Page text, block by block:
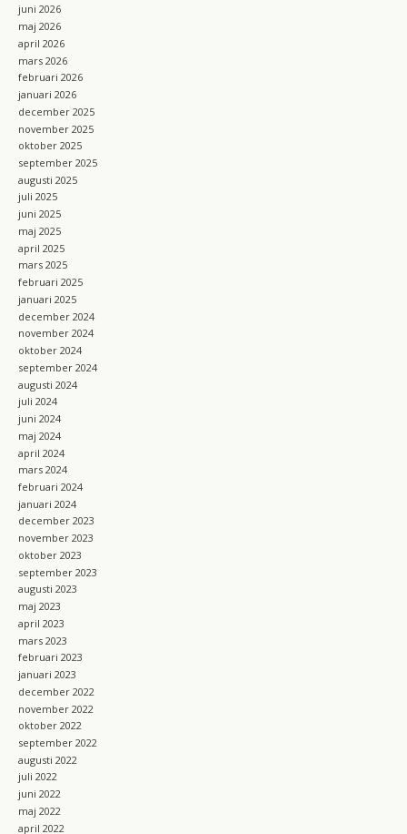
juni 2026
maj 2026
april 2026
mars 2026
februari 2026
januari 2026
december 2025
november 2025
oktober 2025
september 2025
augusti 2025
juli 2025
juni 2025
maj 2025
april 2025
mars 2025
februari 2025
januari 2025
december 2024
november 2024
oktober 2024
september 2024
augusti 2024
juli 2024
juni 2024
maj 2024
april 2024
mars 2024
februari 2024
januari 2024
december 2023
november 2023
oktober 2023
september 2023
augusti 2023
maj 2023
april 2023
mars 2023
februari 2023
januari 2023
december 2022
november 2022
oktober 2022
september 2022
augusti 2022
juli 2022
juni 2022
maj 2022
april 2022